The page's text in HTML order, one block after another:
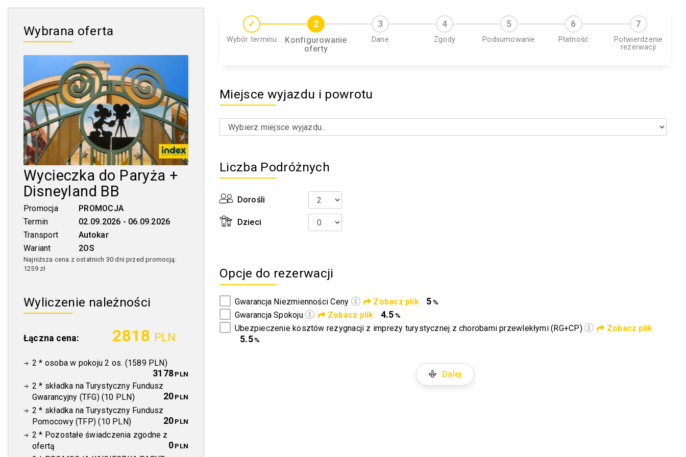
Wybór terminu
Konfigurowanie
oferty
Dane Zgody Podsumowanie Płatność
Potwierdzenie
rezerwacji
Wybrana oferta
Wycieczka do Paryża +
Disneyland BB
Promocja
PROMOCJA
Termin
02.09.2026 - 06.09.2026
Transport
Autokar
Wariant
2OS
Najniższa cena z ostatnich 30 dni przed promocją:
1259 zł
Wyliczenie należności
Łączna cena: 2818 PLN
2 * osoba w pokoju 2 os. (1589 PLN)
3178PLN
2 * składka na Turystyczny Fundusz
Gwarancyjny (TFG) (10 PLN)
20PLN
2 * składka na Turystyczny Fundusz
Pomocowy (TFP) (10 PLN)
20PLN
2 * Pozostałe świadczenia zgodne z
ofertą
0PLN
Miejsce wyjazdu i powrotu
Liczba Podróżnych
Dorośli
Dzieci
Opcje do rezerwacji
Gwarancja Niezmienności Ceny Zobacz plik 5%
Gwarancja Spokoju Zobacz plik 4.5%
Ubezpieczenie kosztów rezygnacji z imprezy turystycznej z chorobami przewlekłymi (RG+CP) Zobacz plik
5.5%
Dalej